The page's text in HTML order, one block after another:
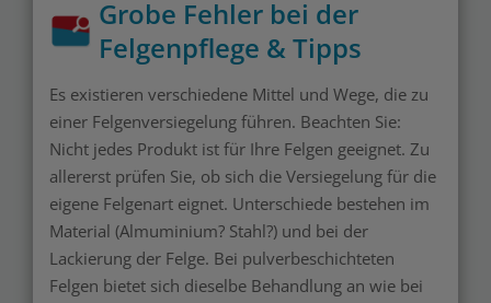
Grobe Fehler bei der
Felgenpflege & Tipps
Es existieren verschiedene Mittel und Wege, die zu
einer Felgenversiegelung führen. Beachten Sie:
Nicht jedes Produkt ist für Ihre Felgen geeignet. Zu
allererst prüfen Sie, ob sich die Versiegelung für die
eigene Felgenart eignet. Unterschiede bestehen im
Material (Almuminium? Stahl?) und bei der
Lackierung der Felge. Bei pulverbeschichteten
Felgen bietet sich dieselbe Behandlung an wie bei